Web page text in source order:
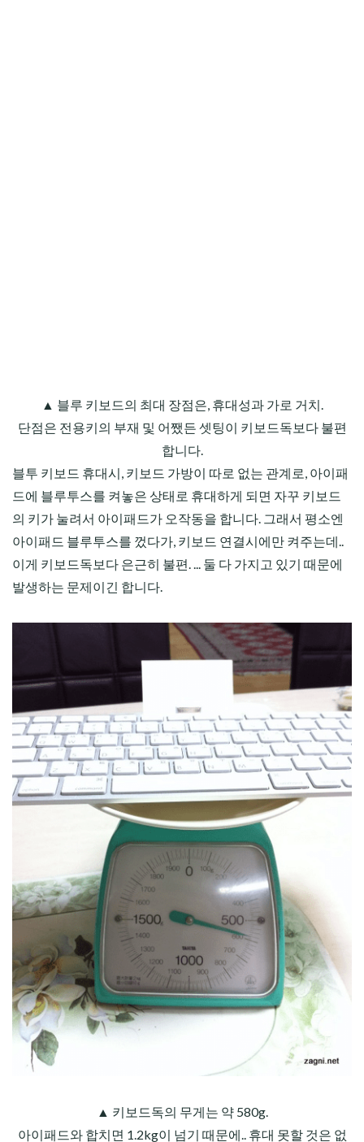
▲ 블루 키보드의 최대 장점은, 휴대성과 가로 거치.
단점은 전용키의 부재 및 어쨌든 셋팅이 키보드독보다 불편
합니다.
블투 키보드 휴대시, 키보드 가방이 따로 없는 관계로, 아이패
드에 블루투스를 켜놓은 상태로 휴대하게 되면 자꾸 키보드
의 키가 눌려서 아이패드가 오작동을 합니다. 그래서 평소엔
아이패드 블루투스를 껐다가, 키보드 연결시에만 켜주는데..
이게 키보드독보다 은근히 불편. ... 둘 다 가지고 있기 때문에
발생하는 문제이긴 합니다.
▲ 키보드독의 무게는 약 580g.
아이패드와 합치면 1.2kg이 넘기 때문에.. 휴대 못할 것은 없